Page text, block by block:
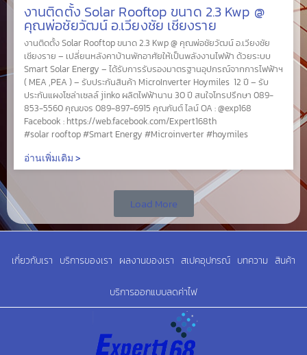
งานติดตั้ง Solar Rooftop ขนาด 2.3 Kwp @
คุณพ่อชัยวัฒน์ อ.เวียงชัย เชียงราย
งานติดตั้ง Solar Rooftop ขนาด 2.3 Kwp @ คุณพ่อชัยวัฒน์ อ.เวียงชัย
เชียงราย – เปลี่ยนหลังคาบ้านพักอาศัยให้เป็นพลังงานไฟฟ้า ด้วยระบบ
Smart Solar Energy – ได้รับการรับรองมาตรฐานอุปกรณ์จากการไฟฟ้าฯ
( MEA ,PEA ) – รับประกันสินค้า MicroInverter Hoymiles 12 ปี – รับ
ประกันแผงโซล่าเซลล์ jinko ผลิตไฟฟ้านาน 30 ปี สนใจโทรปรึกษา 089-
853-5560 คุณขจร 089-897-6915 คุณกันต์ ไลน์ OA : @exp168
Facebook : https://web.facebook.com/Expert168th
#solar rooftop #Smart Energy #Microinverter #hoymiles
อ่านเพิ่มเติม >
Load More
เกี่ยวกับเรา บริการของเรา ผลงานของเรา สเปคอุปกรณ์ บทความ สินค้า
บริการออกแบบลดค่าไฟ